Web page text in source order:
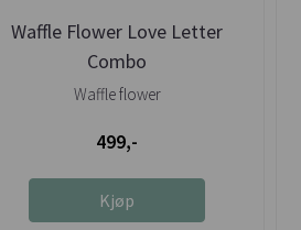
Waffle Flower Love Letter
Combo
Waffle flower
499,-
Kjøp